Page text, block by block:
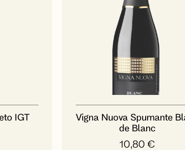
IGT
Vigna Nuova Spumante
de Blanc
10,80€